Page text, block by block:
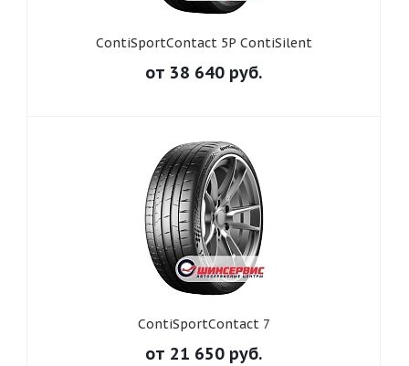
ContiSportContact 5P ContiSilent
от 38 640 руб.
ContiSportContact 7
от 21 650 руб.